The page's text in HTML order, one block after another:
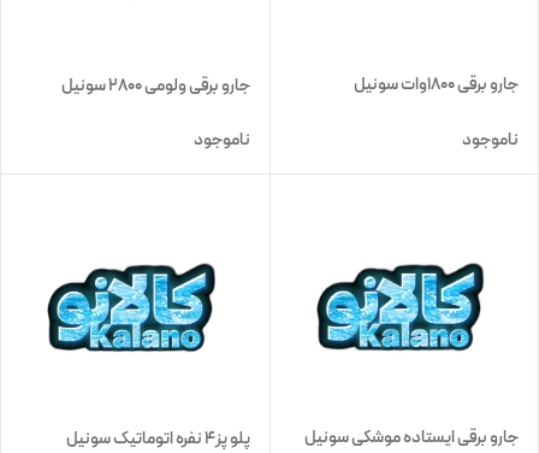
جارو برقی 1800وات سونیل
ناموجود
جارو برقی ولومی 2800 سونیل
ناموجود
جارو برقی ایستاده موشکی سونیل پلو پز4 نفره اتوماتیک سونیل